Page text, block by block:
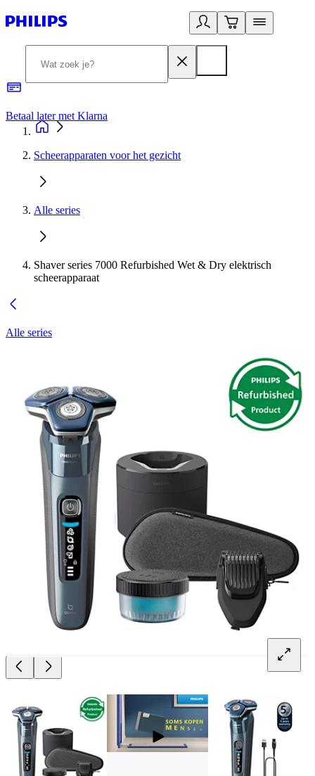
Betaal later met Klarna
Scheerapparaten voor het gezicht
Alle series
Shaver series 7000 Refurbished Wet & Dry elektrisch
scheerapparaat
Alle series